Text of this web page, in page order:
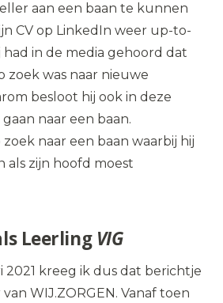
aan een baan te kunnen
CV op LinkedIn weer up-to-
in de media gehoord dat
zoek was naar nieuwe
besloot hij ook in deze
naar een baan.
zoek naar een baan waarbij hij
als zijn hoofd moest
Leerling VIG
2021 kreeg ik dus dat berichtje
WIJ.ZORGEN. Vanaf toen